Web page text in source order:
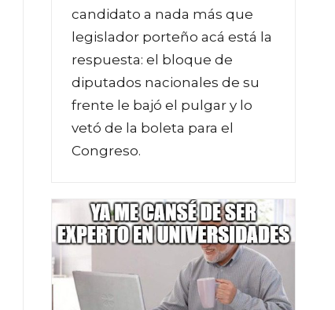
candidato a nada más que
legislador porteño acá está la
respuesta: el bloque de
diputados nacionales de su
frente le bajó el pulgar y lo
vetó de la boleta para el
Congreso.